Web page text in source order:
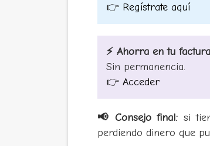
👉 Regístrate aquí
⚡ Ahorra en tu
Sin permanencia.
👉 Acceder
📢 Consejo final: si
perdiendo dinero que